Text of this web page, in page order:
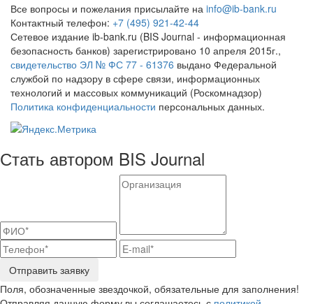
Все вопросы и пожелания присылайте на info@ib-bank.ru
Контактный телефон: +7 (495) 921-42-44
Сетевое издание ib-bank.ru (BIS Journal - информационная
безопасность банков) зарегистрировано 10 апреля 2015г.,
свидетельство ЭЛ № ФС 77 - 61376 выдано Федеральной
службой по надзору в сфере связи, информационных
технологий и массовых коммуникаций (Роскомнадзор)
Политика конфиденциальности персональных данных.
Стать автором BIS Journal
Отправить заявку
Поля, обозначенные звездочкой, обязательные для заполнения!